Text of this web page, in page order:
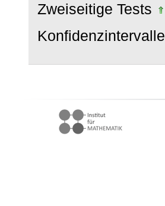
Zweiseitige Tests
Konfidenzintervalle